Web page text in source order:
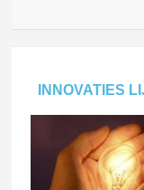
INNOVATIES